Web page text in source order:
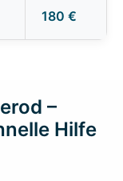
180 €
–
Hilfe